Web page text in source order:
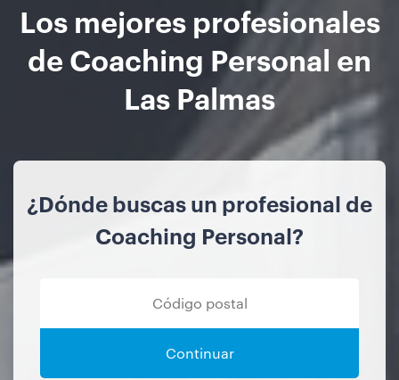
Los mejores profesionales
de Coaching Personal en
Las Palmas
¿Dónde buscas un profesional de
Coaching Personal?
Continuar